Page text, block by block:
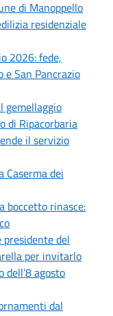
di Manoppello
residenziale
2026: fede,
San Pancrazio
gemellaggio
di Ripacorbaria
il servizio
Caserma dei
boccetto rinasce:
presidente del
per invitarlo
agosto
dal